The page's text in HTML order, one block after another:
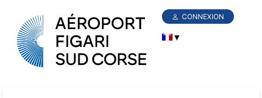
CONNEXION